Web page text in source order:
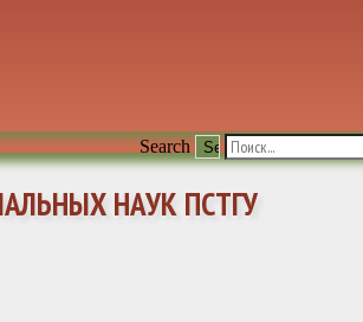
Search
НАУК ПСТГУ